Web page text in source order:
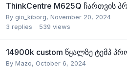
ThinkCentre M625Q ჩართვის
By gio_kiborg, November 20, 2024
3 replies 539 views
14900k custom წყალზე ტემპ
By Mazo, October 6, 2024